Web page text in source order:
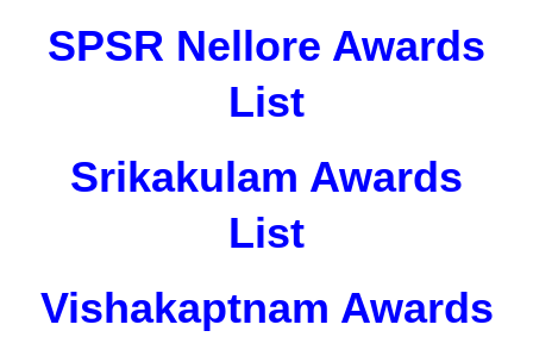
SPSR Nellore Awards
List
Srikakulam Awards
List
Vishakaptnam Awards